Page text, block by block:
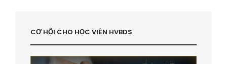
CƠ HỘI CHO HỌC VIÊN HVBDS